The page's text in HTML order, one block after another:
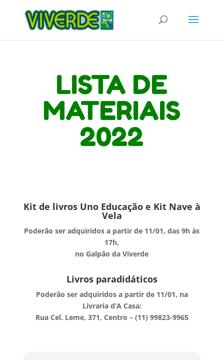
LISTA DE
MATERIAIS
2022
Kit de livros Uno Educação e Kit Nave à
Vela
Poderão ser adquiridosa partir de 11/01, das 9h às
17h,
no Galpão da Viverde
Livros paradidáticos
Poderão ser adquiridos a partir de 11/01, na
Livraria d’A Casa:
Rua Cel. Leme, 371, Centro – (11) 99823-9965